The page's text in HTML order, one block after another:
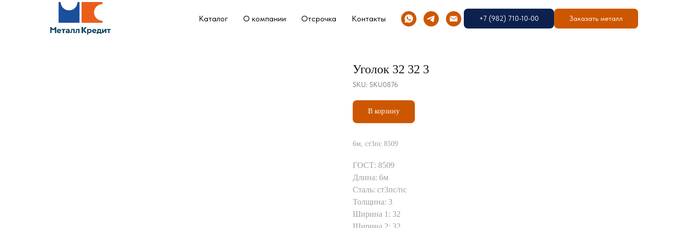
Каталог О компании Отсрочка Контакты +7 (982) 710-10-00 Заказать металл
Уголок 32 32 3
SKU: SKU0876
В корзину
6м, ст3пс 8509
ГОСТ: 8509
Длина: 6м
Сталь: ст3пс/пс
Толщина: 3
Ширина 1: 32
Ширина 2: 32